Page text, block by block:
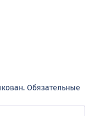
Обязательные